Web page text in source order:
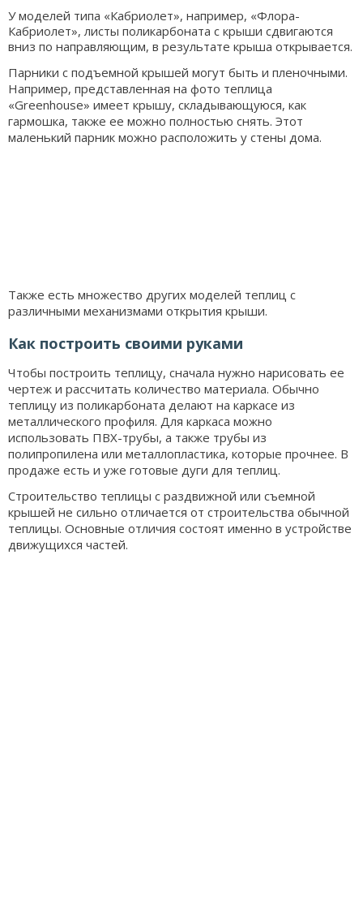
У моделей типа «Кабриолет», например, «Флора-
Кабриолет», листы поликарбоната с крыши сдвигаются
вниз по направляющим, в результате крыша открывается.
Парники с подъемной крышей могут быть и пленочными.
Например, представленная на фото теплица
«Greenhouse» имеет крышу, складывающуюся, как
гармошка, также ее можно полностью снять. Этот
маленький парник можно расположить у стены дома.
Также есть множество других моделей теплиц с
различными механизмами открытия крыши.
Как построить своими руками
Чтобы построить теплицу, сначала нужно нарисовать ее
чертеж и рассчитать количество материала. Обычно
теплицу из поликарбоната делают на каркасе из
металлического профиля. Для каркаса можно
использовать ПВХ-трубы, а также трубы из
полипропилена или металлопластика, которые прочнее. В
продаже есть и уже готовые дуги для теплиц.
Строительство теплицы с раздвижной или съемной
крышей не сильно отличается от строительства обычной
теплицы. Основные отличия состоят именно в устройстве
движущихся частей.